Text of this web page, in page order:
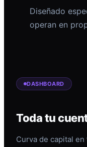
Diseñado
operan en
DASHBOARD
Toda tu
Curva de capital